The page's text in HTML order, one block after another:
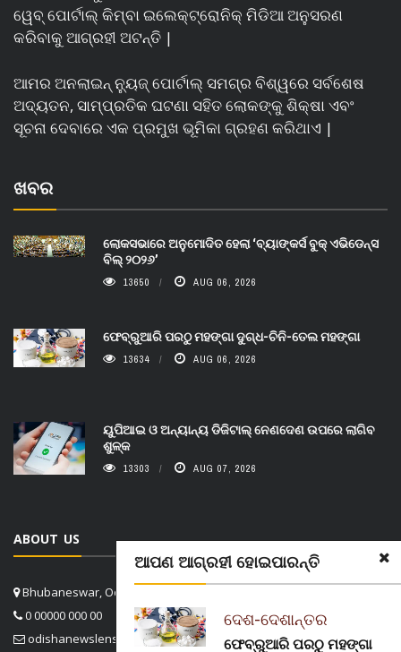
ଆପଣ ଆଗ୍ରହୀ ହୋଇପାରନ୍ତି
ଦେଶ-ଦେଶାନ୍ତର
ଫେବ୍ରୁଆରି ପରଠୁ ମହଙ୍ଗା
ୱେବ୍ ପୋର୍ଟାଲ୍ କିମ୍ବା ଇଲେକ୍ଟ୍ରୋନିକ୍ ମିଡିଆ ଅନୁସରଣ
କରିବାକୁ ଆଗ୍ରହୀ ଅଟନ୍ତି |
ଆମର ଅନଲାଇନ୍ ନ୍ୟୁଜ୍ ପୋର୍ଟାଲ୍ ସମଗ୍ର ବିଶ୍ୱରେ ସର୍ବଶେଷ
ଅଦ୍ୟତନ, ସାମ୍ପ୍ରତିକ ଘଟଣା ସହିତ ଲୋକଙ୍କୁ ଶିକ୍ଷା ଏବଂ
ସୂଚନା ଦେବାରେ ଏକ ପ୍ରମୁଖ ଭୂମିକା ଗ୍ରହଣ କରିଥାଏ |
ଖବର
ଲୋକସଭାରେ ଅନୁମୋଦିତ ହେଲା ‘ବ୍ୟାଙ୍କର୍ସ ବୁକ୍ ଏଭିଡେନ୍ସ
ବିଲ୍ ୨୦୨୬’
13650 AUG 06, 2026
ଫେବ୍ରୁଆରି ପରଠୁ ମହଙ୍ଗା ଦୁଗ୍ଧ-ଚିନି-ତେଲ ମହଙ୍ଗା
13634 AUG 06, 2026
ୟୁପିଆଇ ଓ ଅନ୍ୟାନ୍ୟ ଡିଜିଟାଲ୍ ନେଣଦେଣ ଉପରେ ଲାଗିବ
ଶୁଳ୍କ
13303 AUG 07, 2026
ABOUT US
Bhubaneswar, Odisha, India
0 00000 000 00
odishanewslens@gmail.com